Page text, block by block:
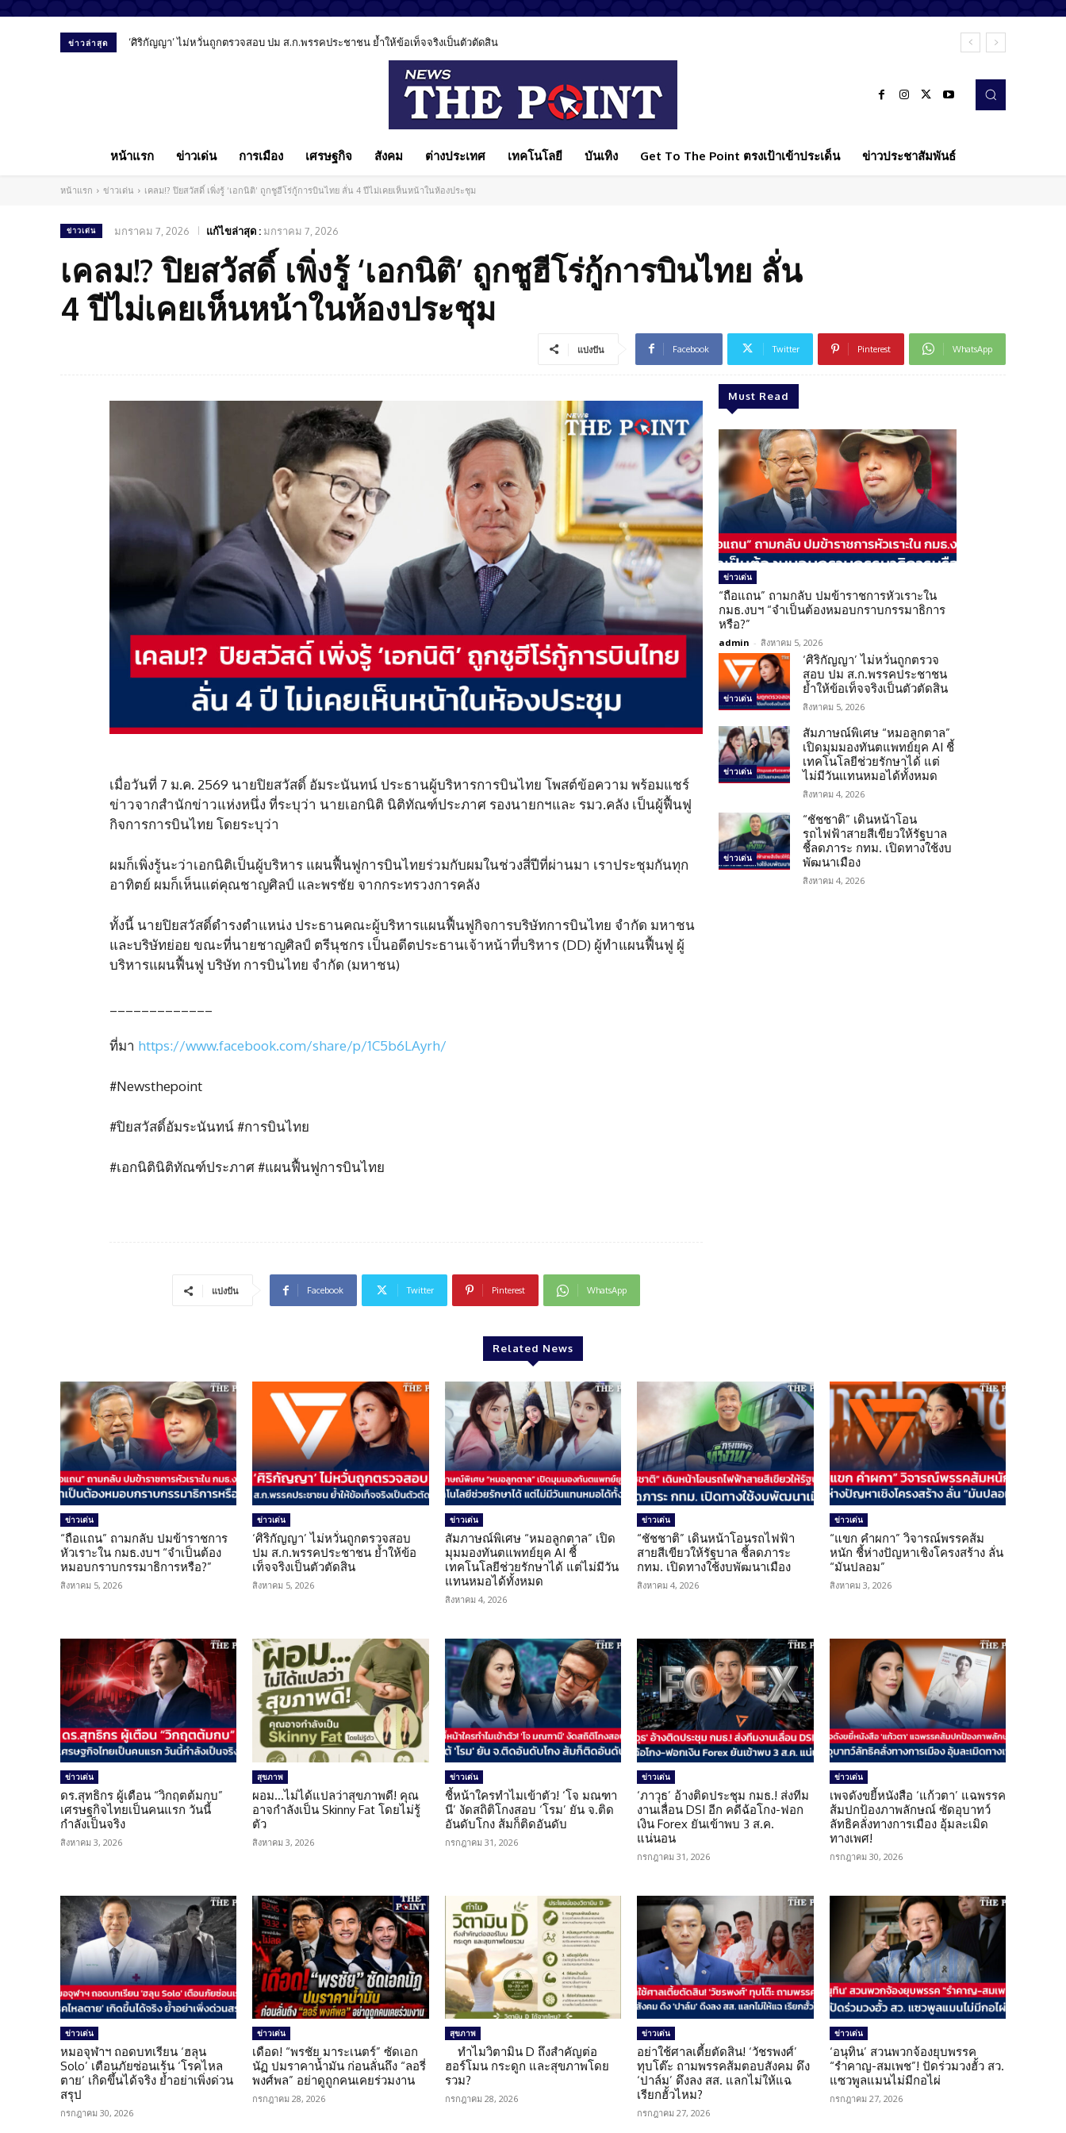
ข่าวล่าสุด ‘ศิริกัญญา’ ไม่หวั่นถูกตรวจสอบ ปม ส.ก.พรรคประชาชน ย้ำให้ข้อเท็จจริงเป็นตัวตัดสิน
หน้าแรก ข่าวเด่น การเมือง เศรษฐกิจ สังคม ต่างประเทศ เทคโนโลยี บันเทิง Get To The Point ตรงเป้าเข้าประเด็น ข่าวประชาสัมพันธ์
หน้าแรก ข่าวเด่น เคลม!? ปิยสวัสดิ์ เพิ่งรู้ ‘เอกนิติ’ ถูกชูฮีโร่กู้การบินไทย ลั่น 4 ปีไม่เคยเห็นหน้าในห้องประชุม
ข่าวเด่น มกราคม 7, 2026 แก้ไขล่าสุด : มกราคม 7, 2026
เคลม!? ปิยสวัสดิ์ เพิ่งรู้ ‘เอกนิติ’ ถูกชูฮีโร่กู้การบินไทย ลั่น
4 ปีไม่เคยเห็นหน้าในห้องประชุม
แบ่งปัน Facebook Twitter Pinterest WhatsApp
เมื่อวันที่ 7 ม.ค. 2569 นายปิยสวัสดิ์ อัมระนันทน์ ประธานผู้บริหารการบินไทย โพสต์ข้อความ พร้อมแชร์
ข่าวจากสำนักข่าวแห่งหนึ่ง ที่ระบุว่า นายเอกนิติ นิติทัณฑ์ประภาศ รองนายกฯและ รมว.คลัง เป็นผู้ฟื้นฟู
กิจการการบินไทย โดยระบุว่า
ผมก็เพิ่งรู้นะว่าเอกนิติเป็นผู้บริหาร แผนฟื้นฟูการบินไทยร่วมกับผมในช่วงสี่ปีที่ผ่านมา เราประชุมกันทุก
อาทิตย์ ผมก็เห็นแต่คุณชาญศิลป์ และพรชัย จากกระทรวงการคลัง
ทั้งนี้ นายปิยสวัสดิ์ดำรงตำแหน่ง ประธานคณะผู้บริหารแผนฟื้นฟูกิจการบริษัทการบินไทย จำกัด มหาชน
และบริษัทย่อย ขณะที่นายชาญศิลป์ ตรีนุชกร เป็นอดีตประธานเจ้าหน้าที่บริหาร (DD) ผู้ทำแผนฟื้นฟู ผู้
บริหารแผนฟื้นฟู บริษัท การบินไทย จำกัด (มหาชน)
ที่มา https://www.facebook.com/share/p/1C5b6LAyrh/
#Newsthepoint
#ปิยสวัสดิ์อัมระนันทน์ #การบินไทย
#เอกนิตินิติทัณฑ์ประภาศ #แผนฟื้นฟูการบินไทย
แบ่งปัน Facebook Twitter Pinterest WhatsApp
Must Read
ข่าวเด่น
“ถือแถน” ถามกลับ ปมข้าราชการหัวเราะใน
กมธ.งบฯ “จำเป็นต้องหมอบกราบกรรมาธิการ
หรือ?”
admin - สิงหาคม 5, 2026
ข่าวเด่น
‘ศิริกัญญา’ ไม่หวั่นถูกตรวจ
สอบ ปม ส.ก.พรรคประชาชน
ย้ำให้ข้อเท็จจริงเป็นตัวตัดสิน
สิงหาคม 5, 2026
ข่าวเด่น
สัมภาษณ์พิเศษ “หมอลูกตาล”
เปิดมุมมองทันตแพทย์ยุค AI ชี้
เทคโนโลยีช่วยรักษาได้ แต่
ไม่มีวันแทนหมอได้ทั้งหมด
สิงหาคม 4, 2026
ข่าวเด่น
“ชัชชาติ” เดินหน้าโอน
รถไฟฟ้าสายสีเขียวให้รัฐบาล
ชี้ลดภาระ กทม. เปิดทางใช้งบ
พัฒนาเมือง
สิงหาคม 4, 2026
Related News
ข่าวเด่น
“ถือแถน” ถามกลับ ปมข้าราชการ
หัวเราะใน กมธ.งบฯ “จำเป็นต้อง
หมอบกราบกรรมาธิการหรือ?”
สิงหาคม 5, 2026
ข่าวเด่น
‘ศิริกัญญา’ ไม่หวั่นถูกตรวจสอบ
ปม ส.ก.พรรคประชาชน ย้ำให้ข้อ
เท็จจริงเป็นตัวตัดสิน
สิงหาคม 5, 2026
ข่าวเด่น
สัมภาษณ์พิเศษ “หมอลูกตาล” เปิด
มุมมองทันตแพทย์ยุค AI ชี้
เทคโนโลยีช่วยรักษาได้ แต่ไม่มีวัน
แทนหมอได้ทั้งหมด
สิงหาคม 4, 2026
ข่าวเด่น
“ชัชชาติ” เดินหน้าโอนรถไฟฟ้า
สายสีเขียวให้รัฐบาล ชี้ลดภาระ
กทม. เปิดทางใช้งบพัฒนาเมือง
สิงหาคม 4, 2026
ข่าวเด่น
“แขก คำผกา” วิจารณ์พรรคส้ม
หนัก ชี้ห่างปัญหาเชิงโครงสร้าง ลั่น
“มันปลอม”
สิงหาคม 3, 2026
ข่าวเด่น
ดร.สุทธิกร ผู้เตือน “วิกฤตต้มกบ”
เศรษฐกิจไทยเป็นคนแรก วันนี้
กำลังเป็นจริง
สิงหาคม 3, 2026
สุขภาพ
ผอม…ไม่ได้แปลว่าสุขภาพดี! คุณ
อาจกำลังเป็น Skinny Fat โดยไม่รู้
ตัว
สิงหาคม 3, 2026
ข่าวเด่น
ชี้หน้าใครทำไมเข้าตัว! ‘โจ มณฑา
นี’ งัดสถิติโกงสอบ ‘โรม’ ยัน จ.ติด
อันดับโกง ส้มก็ติดอันดับ
กรกฎาคม 31, 2026
ข่าวเด่น
‘ภาวุธ’ อ้างติดประชุม กมธ.! ส่งทีม
งานเลื่อน DSI อีก คดีฉ้อโกง-ฟอก
เงิน Forex ยันเข้าพบ 3 ส.ค.
แน่นอน
กรกฎาคม 31, 2026
ข่าวเด่น
เพจดังขยี้หนังสือ ‘แก้วตา’ แฉพรรค
ส้มปกป้องภาพลักษณ์ ซัดอุบาทว์
ลัทธิคลั่งทางการเมือง อุ้มละเมิด
ทางเพศ!
กรกฎาคม 30, 2026
ข่าวเด่น
หมอจุฬาฯ ถอดบทเรียน ‘ฮลุน
Solo’ เตือนภัยซ่อนเร้น ‘โรคไหล
ตาย’ เกิดขึ้นได้จริง ย้ำอย่าเพิ่งด่วน
สรุป
กรกฎาคม 30, 2026
ข่าวเด่น
เดือด! “พรชัย มาระเนตร์” ซัดเอก
นัฏ ปมราคาน้ำมัน ก่อนลั่นถึง “ลอรี่
พงศ์พล” อย่าดูถูกคนเคยร่วมงาน
กรกฎาคม 28, 2026
สุขภาพ
ทำไมวิตามิน D ถึงสำคัญต่อ
ฮอร์โมน กระดูก และสุขภาพโดย
รวม?
กรกฎาคม 28, 2026
ข่าวเด่น
อย่าใช้ศาลเตี้ยตัดสิน! ‘วัชรพงศ์’
ทุบโต๊ะ ถามพรรคส้มตอบสังคม ดึง
‘ปาล์ม’ ดึงลง สส. แลกไม่ให้แฉ
เรียกฮั้วไหม?
กรกฎาคม 27, 2026
ข่าวเด่น
‘อนุทิน’ สวนพวกจ้องยุบพรรค
“รำคาญ-สมเพช”! ปัดร่วมวงฮั้ว สว.
แซวพูลแมนไม่มีกอไผ่
กรกฎาคม 27, 2026